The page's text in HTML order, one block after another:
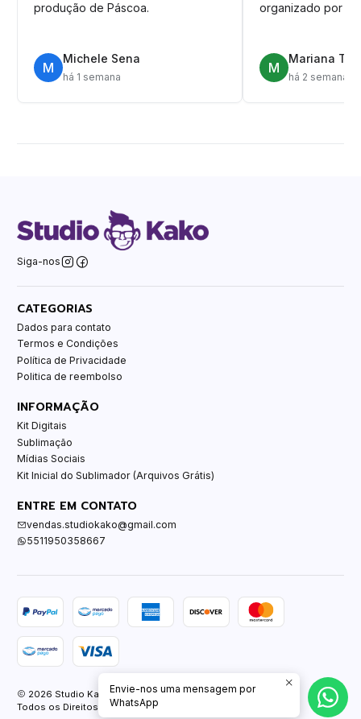
produção de Páscoa.
M
Michele Sena
há 1 semana
organizado por
M
Mariana T.
há 2 semanas
Siga-nos
CATEGORIAS
Dados para contato
Termos e Condições
Política de Privacidade
Politica de reembolso
INFORMAÇÃO
Kit Digitais
Sublimação
Mídias Sociais
Kit Inicial do Sublimador (Arquivos Grátis)
ENTRE EM CONTATO
vendas.studiokako@gmail.com
5511950358667
2026 Studio Kako.
Todos os Direitos Reservados.
Envie-nos uma mensagem por
WhatsApp